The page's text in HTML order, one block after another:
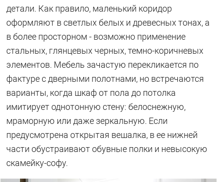
детали. Как правило, маленький коридор
оформляют в светлых белых и древесных тонах, а
в более просторном - возможно применение
стальных, глянцевых черных, темно-коричневых
элементов. Мебель зачастую перекликается по
фактуре с дверными полотнами, но встречаются
варианты, когда шкаф от пола до потолка
имитирует однотонную стену: белоснежную,
мраморную или даже зеркальную. Если
предусмотрена открытая вешалка, в ее нижней
части обустраивают обувные полки и невысокую
скамейку-софу.